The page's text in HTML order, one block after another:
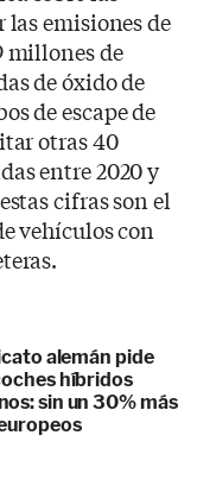
las emisiones de
millones de
de óxido de
de escape de
otras 40
entre 2020 y
cifras son el
vehículos con
alemán pide
híbridos
sin un 30% más